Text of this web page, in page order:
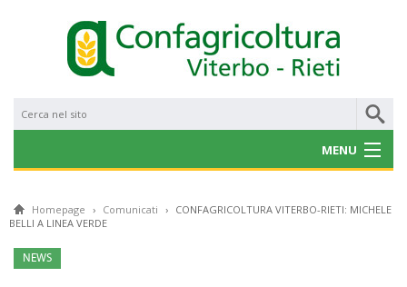
MENU
NOTIZIE
CONVENZIONI
Homepage › Comunicati › CONFAGRICOLTURA VITERBO-RIETI: MICHELE
BELLI A LINEA VERDE
NEWS